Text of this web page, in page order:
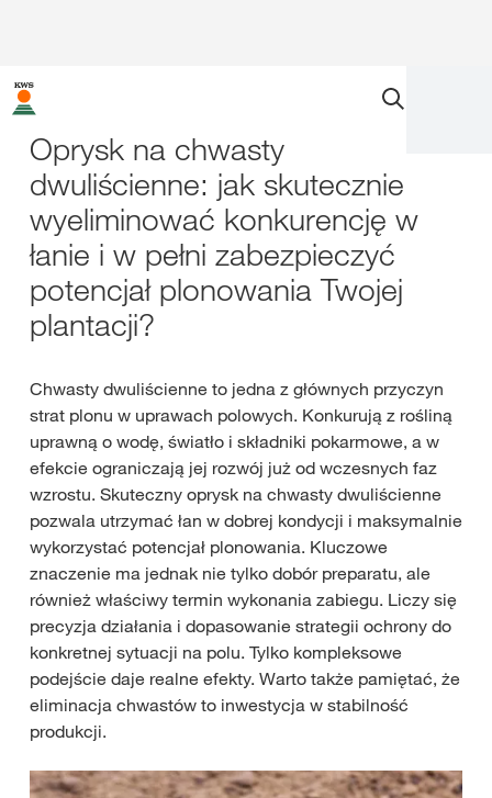
Oprysk na chwasty
dwuliścienne: jak skutecznie
wyeliminować konkurencję w
łanie i w pełni zabezpieczyć
potencjał plonowania Twojej
plantacji?
Chwasty dwuliścienne to jedna z głównych przyczyn
strat plonu w uprawach polowych. Konkurują z rośliną
uprawną o wodę, światło i składniki pokarmowe, a w
efekcie ograniczają jej rozwój już od wczesnych faz
wzrostu. Skuteczny oprysk na chwasty dwuliścienne
pozwala utrzymać łan w dobrej kondycji i maksymalnie
wykorzystać potencjał plonowania. Kluczowe
znaczenie ma jednak nie tylko dobór preparatu, ale
również właściwy termin wykonania zabiegu. Liczy się
precyzja działania i dopasowanie strategii ochrony do
konkretnej sytuacji na polu. Tylko kompleksowe
podejście daje realne efekty. Warto także pamiętać, że
eliminacja chwastów to inwestycja w stabilność
produkcji.